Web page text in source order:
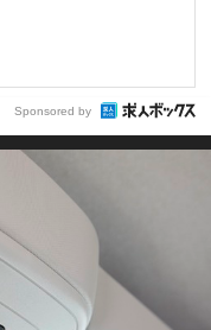
Sponsored by